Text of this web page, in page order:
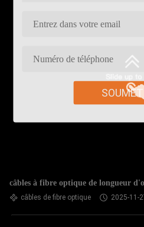
câbles à fibre optique de longueur
câbles de fibre optique 2025-11-